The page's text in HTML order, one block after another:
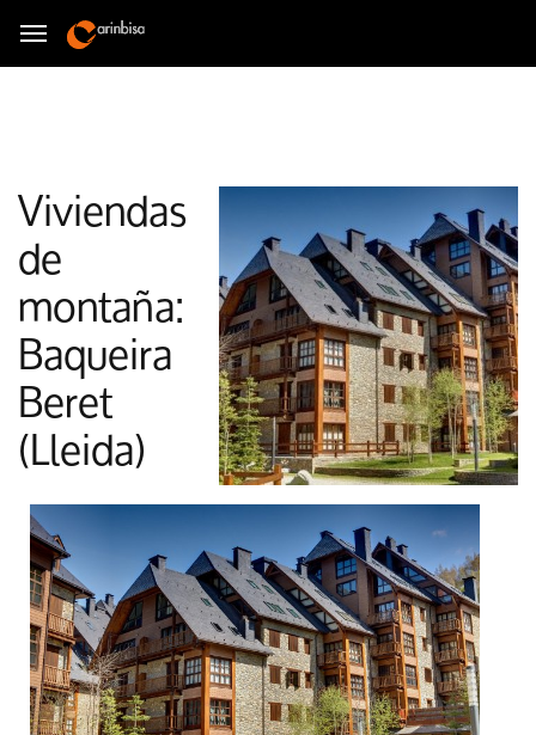
Viviendas
de
montaña:
Baqueira
Beret
(Lleida)